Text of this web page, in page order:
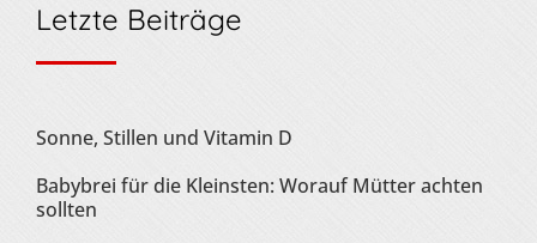
Letzte Beiträge
Sonne, Stillen und Vitamin D
Babybrei für die Kleinsten: Worauf Mütter achten
sollten